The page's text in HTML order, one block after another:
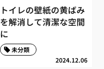
トイレの壁紙の黄ばみ
を解消して清潔な空間
に
2024.12.06
未分類